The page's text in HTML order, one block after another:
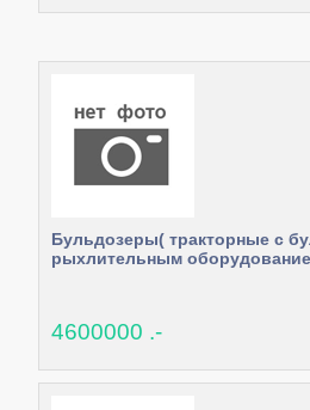
Бульдозеры( тракторные с
рыхлительным
4600000 .-